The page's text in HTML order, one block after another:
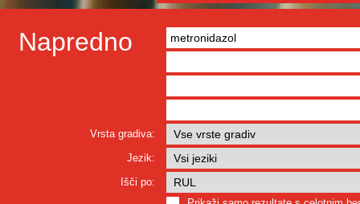
Napredno
Vrsta gradiva:
Jezik:
Išči po: